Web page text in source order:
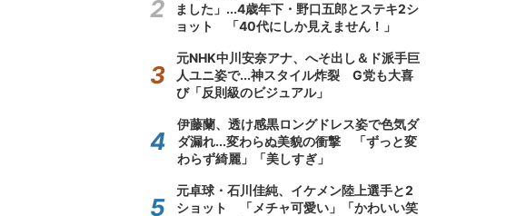
ました」...4歳年下・野口五郎とステキ2シ
ョット 「40代にしか見えません！」
元NHK中川安奈アナ、へそ出し＆ド派手巨
人ユニ姿で...神スタイル炸裂 G党も大喜
び「反則級のビジュアル」
伊藤蘭、透け感黒ロングドレス姿で色気ダ
ダ漏れ...変わらぬ美貌の衝撃 「ずっと変
わらず綺麗」「美しすぎ」
元卓球・石川佳純、イケメン陸上選手と2
ショット 「メチャ可愛い」「かわいい笑